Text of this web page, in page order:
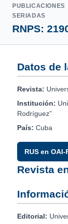
PUBLICACIONES
SERIADAS
RNPS:
Datos de
Revista:
Institución:
Rodríguez”
País: Cuba
RUS en OAI-
Revista
Editorial: